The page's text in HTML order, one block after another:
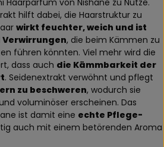
Haarparfum von Nishane zu Nutze.
hilft dabei, die Haarstruktur zu
wirkt feuchter, weich und ist
Verwirrungen, die beim Kämmen zu
führen könnten. Viel mehr wird die
dass auch die Kämmbarkeit der
. Seidenextrakt verwöhnt und pflegt
zu beschweren, wodurch sie
voluminöser erscheinen. Das
ist damit eine echte Pflege-
auch mit einem betörenden Aroma